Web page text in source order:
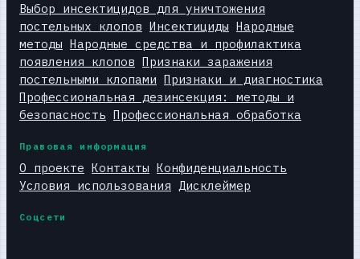
Выбор инсектицидов для уничтожения
постельных клопов Инсектициды Народные
методы Народные средства и профилактика
появления клопов Признаки заражения
постельными клопами Признаки и диагностика
Профессиональная дезинсекция: методы и
безопасность Профессиональная обработка
Правовая информация
О проекте Контакты Конфиденциальность
Условия использования Дисклеймер
Соцсети